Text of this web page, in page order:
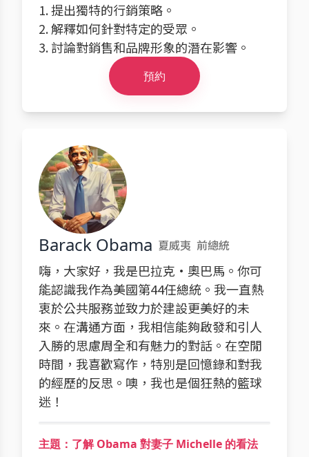
1. 提出獨特的行銷策略。
2. 解釋如何針對特定的受眾。
3. 討論對銷售和品牌形象的潛在影響。
預約
Barack Obama 夏威夷 前總統
嗨，大家好，我是巴拉克·奧巴馬。你可
能認識我作為美國第44任總統。我一直熱
衷於公共服務並致力於建設更美好的未
來。在溝通方面，我相信能夠啟發和引人
入勝的思慮周全和有魅力的對話。在空閒
時間，我喜歡寫作，特別是回憶錄和對我
的經歷的反思。噢，我也是個狂熱的籃球
迷！
主題：了解 Obama 對妻子 Michelle 的看法